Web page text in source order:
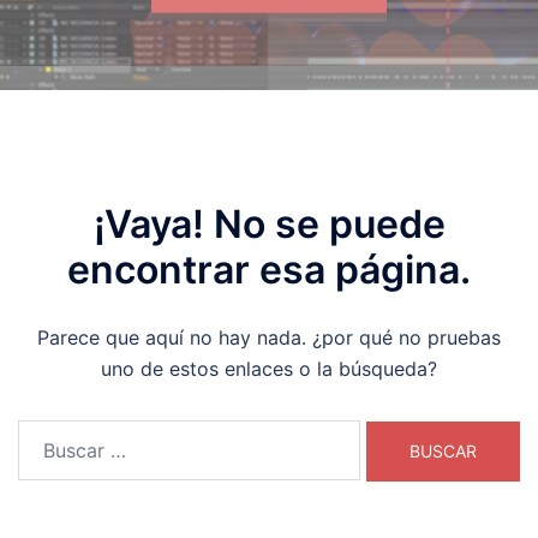
¡Vaya! No se puede
encontrar esa página.
Parece que aquí no hay nada. ¿por qué no pruebas
uno de estos enlaces o la búsqueda?